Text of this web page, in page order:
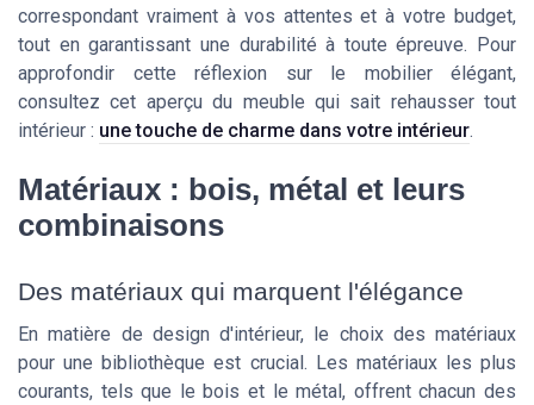
correspondant vraiment à vos attentes et à votre budget,
tout en garantissant une durabilité à toute épreuve. Pour
approfondir cette réflexion sur le mobilier élégant,
consultez cet aperçu du meuble qui sait rehausser tout
intérieur : une touche de charme dans votre intérieur.
Matériaux : bois, métal et leurs
combinaisons
Des matériaux qui marquent l'élégance
En matière de design d'intérieur, le choix des matériaux
pour une bibliothèque est crucial. Les matériaux les plus
courants, tels que le bois et le métal, offrent chacun des